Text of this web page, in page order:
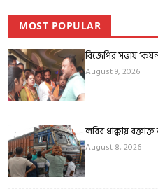
MOST POPULAR
বিজেপির সভায়
August 9, 2026
লরির ধাক্কায়
August 8, 2026